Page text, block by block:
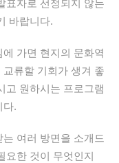
표자로 선정되지 않는
바랍니다.
가면 현지의 문화역
류할 기회가 생겨 좋
고 원하시는 프로그램
다.
여러 방면을 소개드
요한 것이 무엇인지